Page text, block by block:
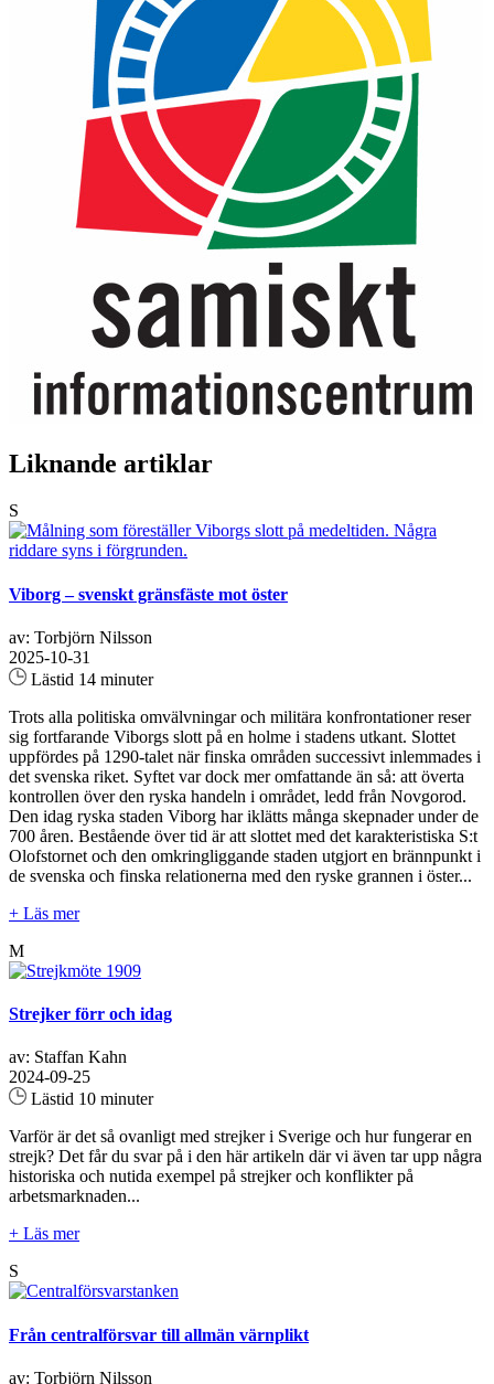
Liknande artiklar
S
Viborg – svenskt gränsfäste mot öster
av: Torbjörn Nilsson
2025-10-31
Lästid 14 minuter
Trots alla politiska omvälvningar och militära konfrontationer reser
sig fortfarande Viborgs slott på en holme i stadens utkant. Slottet
uppfördes på 1290-talet när finska områden successivt inlemmades i
det svenska riket. Syftet var dock mer omfattande än så: att överta
kontrollen över den ryska handeln i området, ledd från Novgorod.
Den idag ryska staden Viborg har iklätts många skepnader under de
700 åren. Bestående över tid är att slottet med det karakteristiska S:t
Olofstornet och den omkringliggande staden utgjort en brännpunkt i
de svenska och finska relationerna med den ryske grannen i öster...
+ Läs mer
M
Strejker förr och idag
av: Staffan Kahn
2024-09-25
Lästid 10 minuter
Varför är det så ovanligt med strejker i Sverige och hur fungerar en
strejk? Det får du svar på i den här artikeln där vi även tar upp några
historiska och nutida exempel på strejker och konflikter på
arbetsmarknaden...
+ Läs mer
S
Från centralförsvar till allmän värnplikt
av: Torbjörn Nilsson